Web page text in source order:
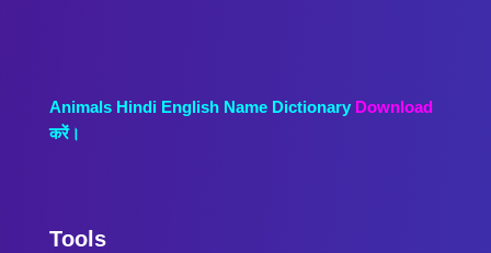
Animals Hindi English Name Dictionary Download
करें।
Tools